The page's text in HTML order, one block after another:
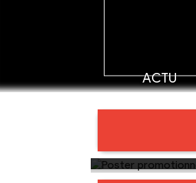
ACTU